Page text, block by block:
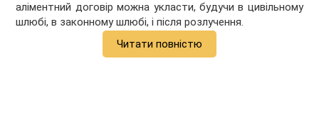
аліментний договір можна укласти, будучи в цивільному
шлюбі, в законному шлюбі, і після розлучення.
Читати повністю